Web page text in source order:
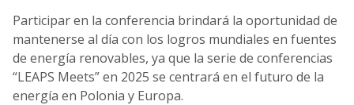
Participar en la conferencia brindará la oportunidad de
mantenerse al día con los logros mundiales en fuentes
de energía renovables, ya que la serie de conferencias
“LEAPS Meets” en 2025 se centrará en el futuro de la
energía en Polonia y Europa.